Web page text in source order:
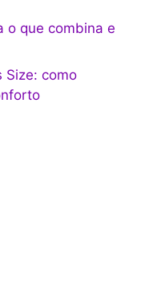
o que combina e
Size: como